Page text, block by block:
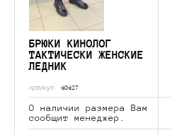
БРЮКИ КИНОЛОГ
ТАКТИЧЕСКИ ЖЕНСКИЕ
ЛЕДНИК
Артикул: 40427
О наличии размера Вам
сообщит менеджер.